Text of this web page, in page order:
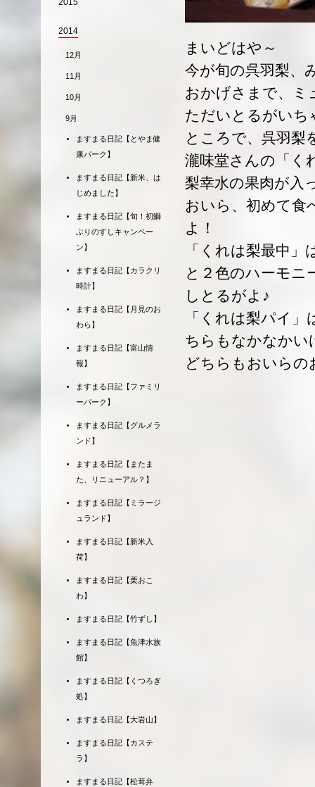
まいどはや～
今が旬の呉羽梨、
おかげさまで、ミ
ただいとるがいち
ところで、呉羽
瀧味堂さんの「く
梨幸水の果肉が入
おいら、初めて食
よ！
「くれは梨最中
と２色のハーモニ
しとるがよ♪
「くれは梨パイ
ちらもなかなかい
どちらもおいらの
2015
2014
12月
11月
10月
9月
ますまる日記【とやま健
康パーク】
ますまる日記【新米、は
じめました】
ますまる日記【旬！初鰤
ぶりのすしキャンペー
ン】
ますまる日記【カラクリ
時計】
ますまる日記【月見のお
わら】
ますまる日記【富山情
報】
ますまる日記【ファミリ
ーパーク】
ますまる日記【グルメラ
ンド】
ますまる日記【またま
た、リニューアル？】
ますまる日記【ミラージ
ュランド】
ますまる日記【新米入
荷】
ますまる日記【栗おこ
わ】
ますまる日記【竹ずし】
ますまる日記【魚津水族
館】
ますまる日記【くつろぎ
処】
ますまる日記【大岩山】
ますまる日記【カステ
ラ】
ますまる日記【松茸弁